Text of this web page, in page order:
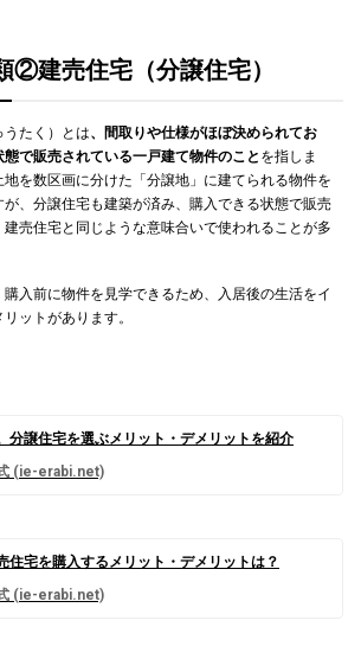
②建売住宅（分譲住宅）
たく）とは、間取りや仕様がほぼ決められてお
で販売されている一戸建て物件のこと を指しま
を数区画に分けた「分譲地」に建てられる物件を
が、分譲住宅も建築が済み、購入できる状態で販売
売住宅と同じような意味合いで使われることが多
入前に物件を見学できるため、入居後の生活をイ
ットがあります。
分譲住宅を選ぶメリット・デメリットを紹介
住宅を購入するメリット・デメリットは？